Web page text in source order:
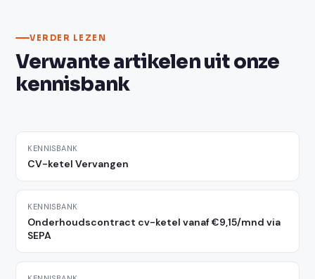
VERDER LEZEN
Verwante artikelen uit onze
kennisbank
KENNISBANK
CV-ketel Vervangen
KENNISBANK
Onderhoudscontract cv-ketel vanaf €9,15/mnd via
SEPA